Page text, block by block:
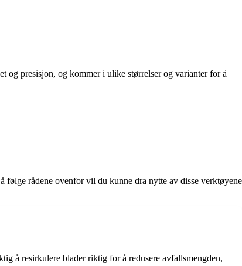
og presisjon, og kommer i ulike størrelser og varianter for å
rådene ovenfor vil du kunne dra nytte av disse verktøyene
å resirkulere blader riktig for å redusere avfallsmengden,